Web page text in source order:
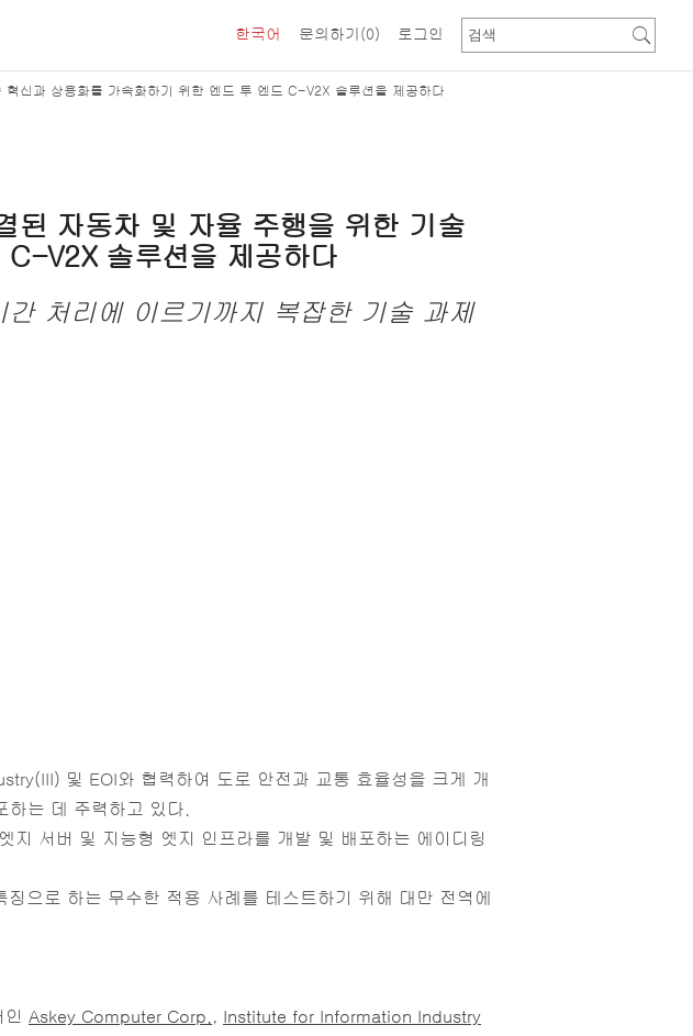
문의하기 (0)
한국어 로그인
신과 상용화를 가속화하기 위한 엔드 투 엔드 C-V2X 솔루션을 제공하다
된 자동차 및 자율 주행을 위한 기술
C-V2X 솔루션을 제공하다
간 처리에 이르기까지 복잡한 기술
과제
및 EOI와 협력하여 도로 안전과 교통 효율성을 크게 개
는 데 주력하고 있다.
지 서버 및 지능형 엣지 인프라를 개발 및 배포하는 에이디링
으로 하는 무수한 적용 사례를 테스트하기 위해 대만 전역에
Askey Computer Corp. , Institute for Information Industry